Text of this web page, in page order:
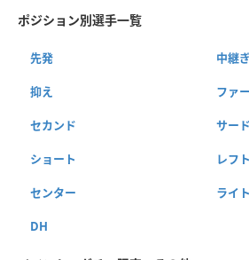
ポジション別選手一覧
先発 中継
抑え ファ
セカンド サード
ショート レフト
センター ライト
DH